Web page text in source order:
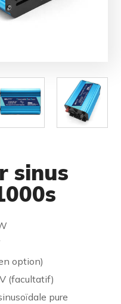
sinus
option)
(facultatif)
pure